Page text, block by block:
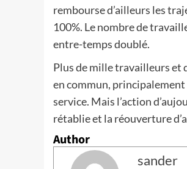
rembourse d’ailleurs les
100%. Le nombre de
entre-temps doublé.
Plus de mille travailleurs et
en commun,
service. Mais l’action
rétablie et la réouverture
Author
sander